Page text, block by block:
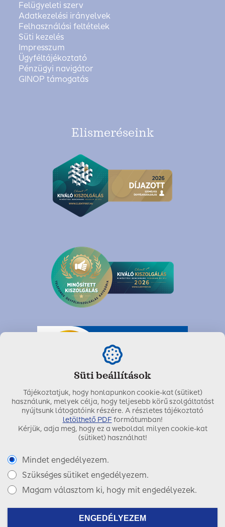
Felügyeleti szerv
Adatkezelési irányelvek
Felhasználási feltételek
Süti kezelés
Impresszum
Ügyféltájékoztató
Pénzügyi navigátor
GINOP támogatás
Elismeréseink
Utolsó módosítás dátuma:2026. február 12.
Copyright © 2017 SIGNAL IDUNA Biztosító Zrt.
FacebookLinkedInInstagram
Süti beállítások
Tájékoztatjuk, hogy honlapunkon cookie-kat (sütiket)
használunk, melyek célja, hogy teljesebb körű szolgáltatást
nyújtsunk látogatóink részére. A részletes tájékoztató
letölthető PDF formátumban!
Kérjük, adja meg, hogy ez a weboldal milyen cookie-kat
(sütiket) használhat!
Mindet engedélyezem.
Szükséges sütiket engedélyezem.
Magam választom ki, hogy mit engedélyezek.
ENGEDÉLYEZEM